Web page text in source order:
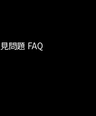
問題 FAQ